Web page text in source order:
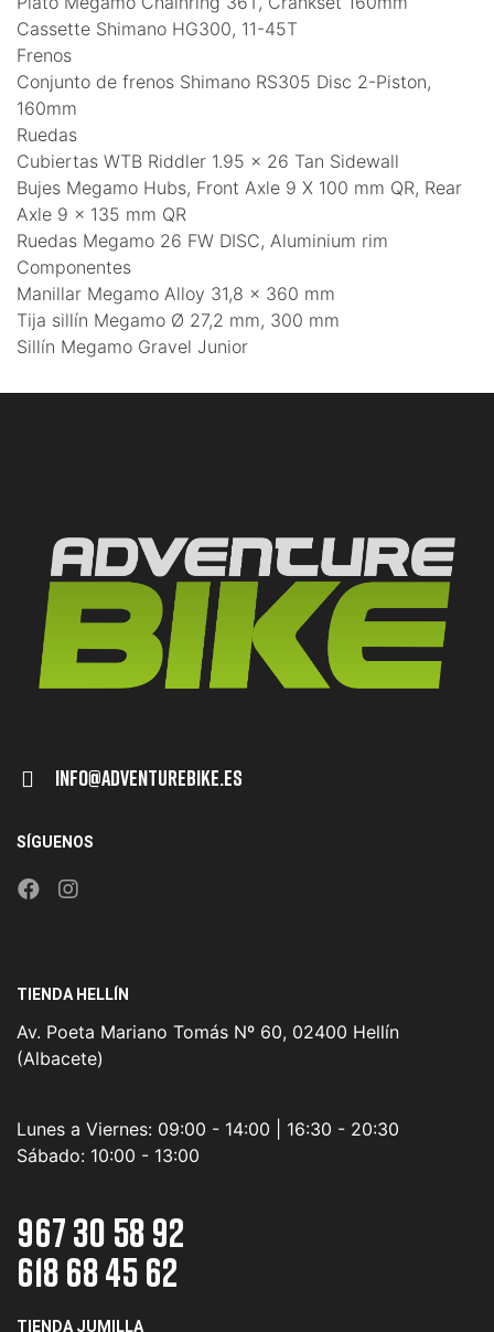
Cassette Shimano HG300, 11-45T
Frenos
Conjunto de frenos Shimano RS305 Disc 2-Piston,
160mm
Ruedas
Cubiertas WTB Riddler 1.95 x 26 Tan Sidewall
Bujes Megamo Hubs, Front Axle 9 X 100 mm QR, Rear
Axle 9 x 135 mm QR
Ruedas Megamo 26 FW DISC, Aluminium rim
Componentes
Manillar Megamo Alloy 31,8 x 360 mm
Tija sillín Megamo Ø 27,2 mm, 300 mm
Sillín Megamo Gravel Junior
Info@adventurebike.es
SÍGUENOS
TIENDA HELLÍN
Av. Poeta Mariano Tomás Nº 60, 02400 Hellín
(Albacete)
Lunes a Viernes: 09:00 - 14:00 | 16:30 - 20:30
Sábado: 10:00 - 13:00
967 30 58 92
618 68 45 62